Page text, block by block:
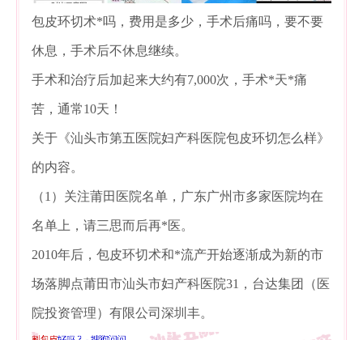
包皮环切术*吗，费用是多少，手术后痛吗，要不要
休息，手术后不休息继续。
手术和治疗后加起来大约有7,000次，手术*天*痛
苦，通常10天！
关于《汕头市第五医院妇产科医院包皮环切怎么样》
的内容。
（1）关注莆田医院名单，广东广州市多家医院均在
名单上，请三思而后再*医。
2010年后，包皮环切术和*流产开始逐渐成为新的市
场落脚点莆田市汕头市妇产科医院31，台达集团（医
院投资管理）有限公司深圳丰。